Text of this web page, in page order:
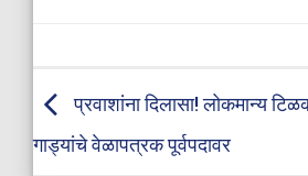
प्रवाशांना दिलासा! लोकमान्य
गाड्यांचे वेळापत्रक पूर्वपदावर